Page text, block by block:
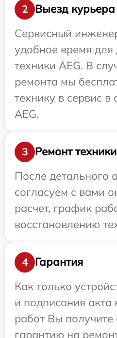
2
Выезд
Сервисный
удобное время для
техники AEG. В
ремонта мы
технику в сервис в
AEG.
3
Ремонт техники
После детального
согласуем с вами
расчет, график
восстановлению
4
Гарантия
Как только
и подписания
работ Вы
гарантию на